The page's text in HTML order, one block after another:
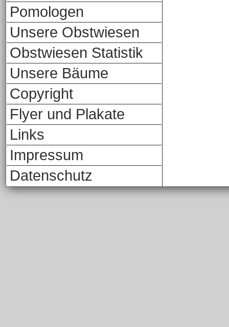
Pomologen
Unsere Obstwiesen
Obstwiesen Statistik
Unsere Bäume
Copyright
Flyer und Plakate
Links
Impressum
Datenschutz